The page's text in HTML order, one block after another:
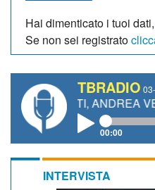
Hai dimenticato i tuoi dati,
Se non sei registrato
TBRADIO
ANDREA
00:00
INTERVISTA